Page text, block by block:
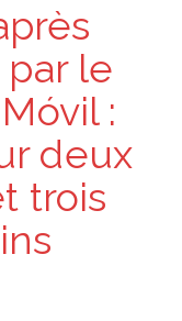
le
:
deux
trois